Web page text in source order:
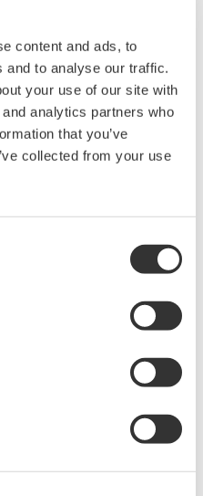
content and ads, to
and to analyse our traffic.
your use of our site with
analytics partners who
that you’ve
collected from your use
지와 같은 주요 데이터를
전성 평가 보고서를
발생할 경우, 모니터링
를 분석하여 더욱 효용성
로 유지함으로써 시스템